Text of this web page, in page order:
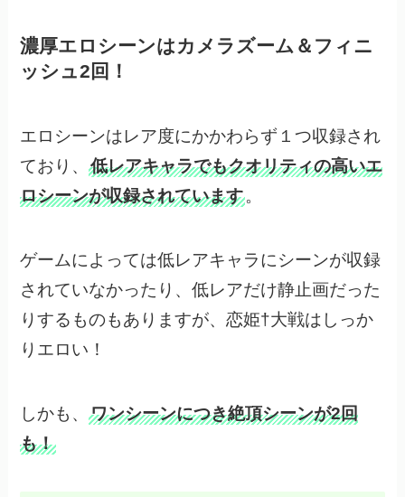
濃厚エロシーンはカメラズーム＆フィニ
ッシュ2回！
エロシーンはレア度にかかわらず１つ収録され
ており、低レアキャラでもクオリティの高いエ
ロシーンが収録されています。
ゲームによっては低レアキャラにシーンが収録
されていなかったり、低レアだけ静止画だった
りするものもありますが、恋姫†大戦はしっか
りエロい！
しかも、ワンシーンにつき絶頂シーンが2回
も！